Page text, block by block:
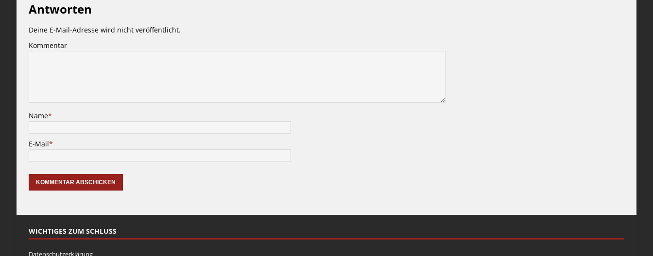
Antworten
Deine E-Mail-Adresse wird nicht veröffentlicht.
Kommentar
Name*
E-Mail*
WICHTIGES ZUM SCHLUSS
Datenschutzerklärung